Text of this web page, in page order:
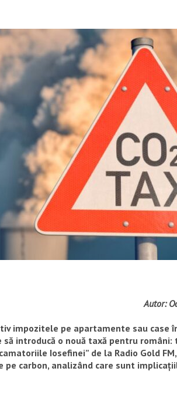
Autor:
impozitele pe apartamente sau case
introducă o nouă taxă pentru români:
Iosefinei” de la Radio Gold
carbon, analizând care sunt